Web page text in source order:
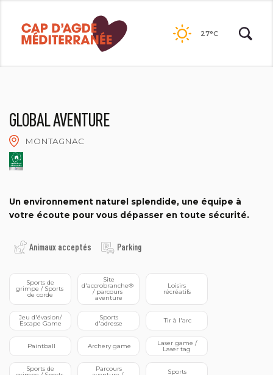
contenu
27°C
GLOBAL AVENTURE
MONTAGNAC
Un environnement naturel splendide, une équipe à
votre écoute pour vous dépasser en toute sécurité.
Animaux acceptés Parking
grimpe / Sports
de corde
d'accrobranche®
/ parcours
aventure
récréatifs
Escape Game d'adresse Tir à l'arc
Paintball Archery game Laser tag